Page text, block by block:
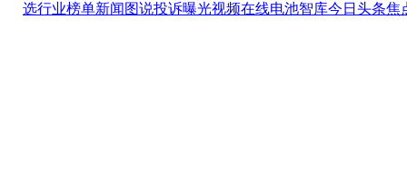
选行业榜单新闻图说投诉曝光视频在线电池智库今日头条焦